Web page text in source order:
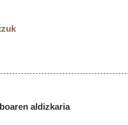
aldizkaria